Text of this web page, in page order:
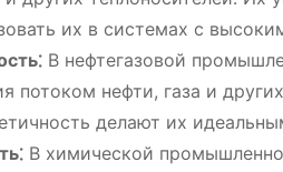
их в системах с
В нефтегазовой
потоком нефти, газа и
делают их
В химической